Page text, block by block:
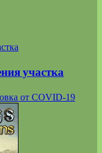
участка